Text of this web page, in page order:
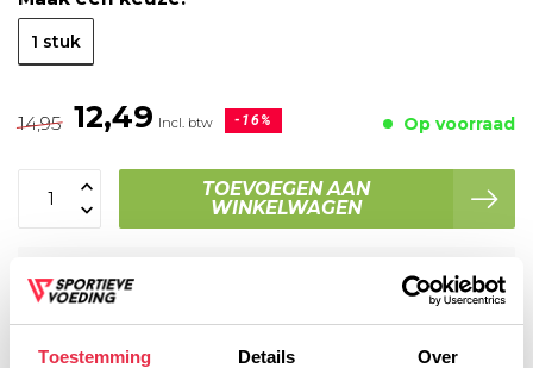
Toestemming Details Over
1 stuk
14,95 12,49 Incl. btw -16% Op voorraad
TOEVOEGEN AAN
WINKELWAGEN
verzonden
Plaats je bestelling binnen
, dan wordt je
bestelling vandaag nog verzonden